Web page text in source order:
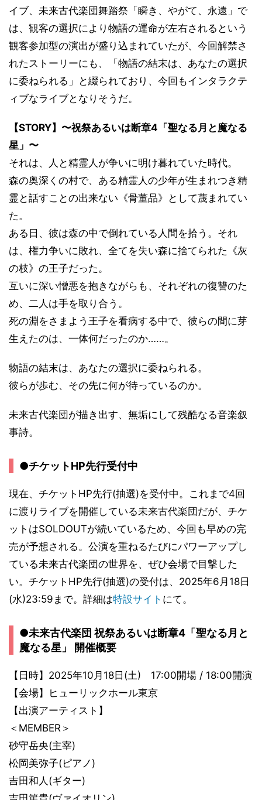
イブ、未来古代楽団舞踏祭「瞬き、やがて、永遠」で
は、観客の選択により物語の運命が左右されるという
観客参加型の演出が盛り込まれていたが、今回解禁さ
れたストーリーにも、「物語の結末は、あなたの選択
に委ねられる」と綴られており、今回もインタラクテ
ィブなライブとなりそうだ。
【STORY】〜祝祭あるいは断章4「聖なる月と魔なる
星」〜
それは、人と精霊人が争いに明け暮れていた時代。
森の奥深くの村で、ある精霊人の少年が生まれつき精
霊と話すことの出来ない《骨董品》として蔑まれてい
た。
ある日、彼は森の中で倒れている人間を拾う。それ
は、権力争いに敗れ、全てを失い森に捨てられた《灰
の枝》の王子だった。
互いに深い憎悪を抱きながらも、それぞれの復讐のた
め、二人は手を取り合う。
死の淵をさまよう王子を看病する中で、彼らの間に芽
生えたのは、一体何だったのか……。
物語の結末は、あなたの選択に委ねられる。
彼らが歩む、その先に何が待っているのか。
未来古代楽団が描き出す、無垢にして残酷なる音楽叙
事詩。
●チケットHP先行受付中
現在、チケットHP先行(抽選)を受付中。これまで4回
に渡りライブを開催している未来古代楽団だが、チケ
ットはSOLDOUTが続いているため、今回も早めの完
売が予想される。公演を重ねるたびにパワーアップし
ている未来古代楽団の世界を、ぜひ会場で目撃した
い。チケットHP先行(抽選)の受付は、2025年6月18日
(水)23:59まで。詳細は特設サイト にて。
●未来古代楽団 祝祭あるいは断章4「聖なる月と
魔なる星」 開催概要
【日時】2025年10月18日(土) 17:00開場 / 18:00開演
【会場】ヒューリックホール東京
【出演アーティスト】
＜MEMBER＞
砂守岳央(主宰)
松岡美弥子(ピアノ)
吉田和人(ギター)